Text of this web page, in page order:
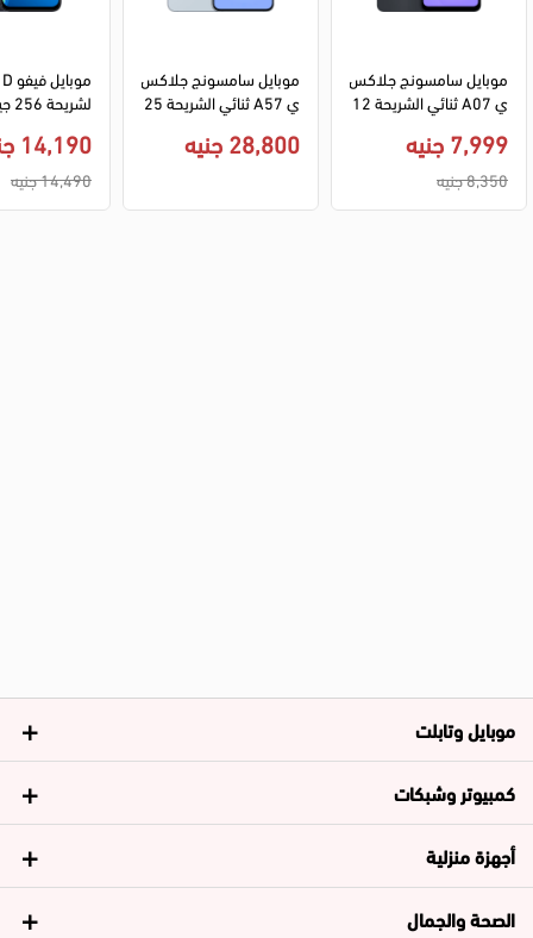
موبايل سامسونج جلاكس
ي A07 ثنائي الشريحة 12
TE - اسود
7,999 جنيه
8,350 جنيه
موبايل سامسونج جلاكس
ي A57 ثنائي الشريحة 25
- ازرق فاتح
28,800 جنيه 14,190 جنيه
14,490 جنيه
موبايل وتابلت
كمبيوتر وشبكات
أجهزة منزلية
الصحة والجمال